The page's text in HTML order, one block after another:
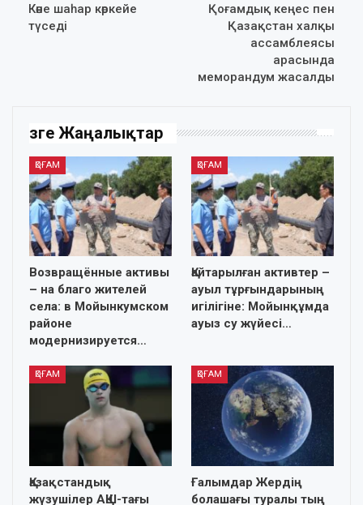
Көне шаһар көркейе
түседі
Қоғамдық кеңес пен
Қазақстан халқы
ассамблеясы
арасында
меморандум жасалды
Өзге Жаңалықтар
ҚОҒАМ
Возвращённые активы
– на благо жителей
села: в Мойынкумском
районе
модернизируется…
ҚОҒАМ
Қайтарылған активтер –
ауыл тұрғындарының
игілігіне: Мойынқұмда
ауыз су жүйесі…
ҚОҒАМ
Қазақстандық
жүзушілер АҚШ-тағы
ҚОҒАМ
Ғалымдар Жердің
болашағы туралы тың